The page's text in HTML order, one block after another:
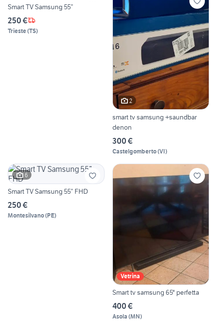
Smart TV Samsung 55”
250 €
Trieste(TS)
2
smart tv samsung +saundbar
denon
300 €
Castelgomberto(VI)
6
Smart TV Samsung 55” FHD
250 €
Montesilvano(PE)
Vetrina
Smart tv samsung 65" perfetta
400 €
Asola (MN)